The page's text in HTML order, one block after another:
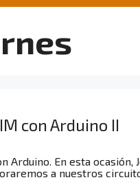
con Arduino II
Arduino. En esta
a nuestros